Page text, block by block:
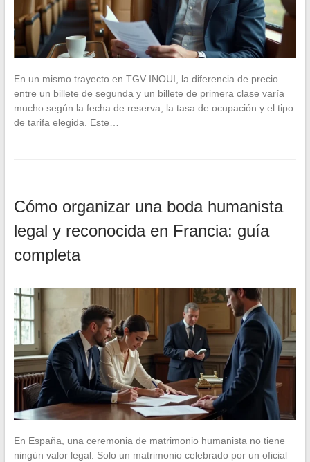
En un mismo trayecto en TGV INOUI, la diferencia de precio
entre un billete de segunda y un billete de primera clase varía
mucho según la fecha de reserva, la tasa de ocupación y el tipo
de tarifa elegida. Este…
Cómo organizar una boda humanista
legal y reconocida en Francia: guía
completa
En España, una ceremonia de matrimonio humanista no tiene
ningún valor legal. Solo un matrimonio celebrado por un oficial